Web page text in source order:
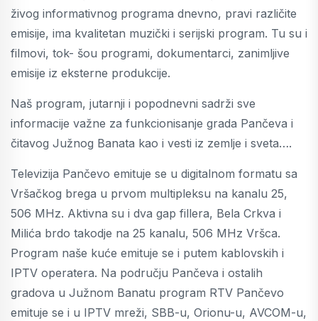
živog informativnog programa dnevno, pravi različite
emisije, ima kvalitetan muzički i serijski program. Tu su i
filmovi, tok- šou programi, dokumentarci, zanimljive
emisije iz eksterne produkcije.
Naš program, jutarnji i popodnevni sadrži sve
informacije važne za funkcionisanje grada Pančeva i
čitavog Južnog Banata kao i vesti iz zemlje i sveta….
Televizija Pančevo emituje se u digitalnom formatu sa
Vršačkog brega u prvom multipleksu na kanalu 25,
506 MHz. Aktivna su i dva gap fillera, Bela Crkva i
Milića brdo takodje na 25 kanalu, 506 MHz Vršca.
Program naše kuće emituje se i putem kablovskih i
IPTV operatera. Na području Pančeva i ostalih
gradova u Južnom Banatu program RTV Pančevo
emituje se i u IPTV mreži, SBB-u, Orionu-u, AVCOM-u,